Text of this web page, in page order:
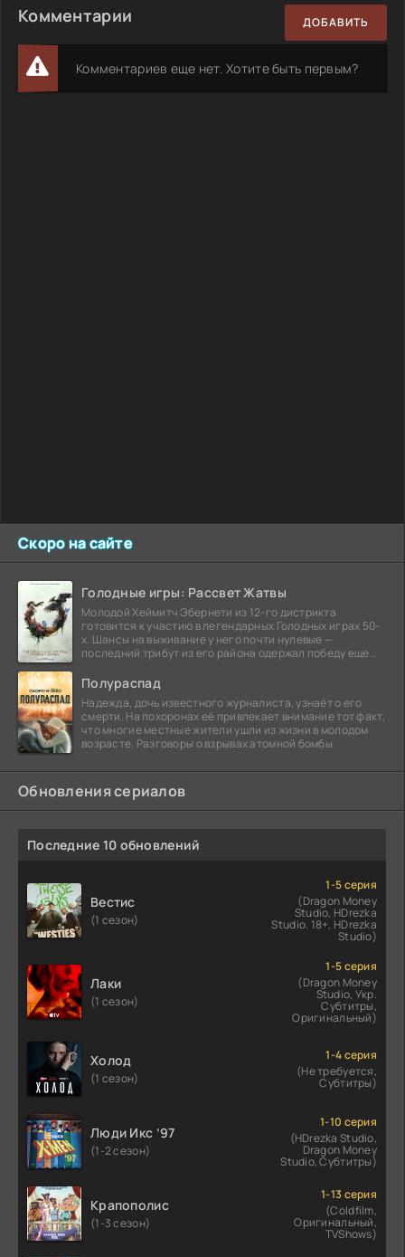
Скоро на сайте
Голодные игры: Рассвет Жатвы
Молодой Хеймитч Эбернети из 12-го дистрикта
готовится к участию в легендарных Голодных играх 50-
х. Шансы на выживание у него почти нулевые —
последний трибут из его района одержал победу еще
Полураспад
Надежда, дочь известного журналиста, узнаёт о его
смерти. На похоронах её привлекает внимание тот факт,
что многие местные жители ушли из жизни в молодом
возрасте. Разговоры о взрывах атомной бомбы
Обновления сериалов
Последние 10 обновлений
Вестис
(1 сезон)
1-5 серия
(Dragon Money
Studio, HDrezka
Studio. 18+, HDrezka
Studio)
Лаки
(1 сезон)
1-5 серия
(Dragon Money
Studio, Укр.
Субтитры,
Оригинальный)
Холод
(1 сезон)
1-4 серия
(Не требуется,
Субтитры)
Люди Икс ’97
(1-2 сезон)
1-10 серия
(HDrezka Studio,
Dragon Money
Studio, Субтитры)
Крапополис
(1-3 сезон)
1-13 серия
(Coldfilm,
Оригинальный,
TVShows)
Комментарии ДОБАВИТЬ
Комментариев еще нет. Хотите быть первым?